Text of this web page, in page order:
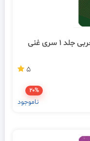
(کمک درسی)زیست شناسی دهم تجربی جلد 1 سری غنی
5
20%
ناموجود